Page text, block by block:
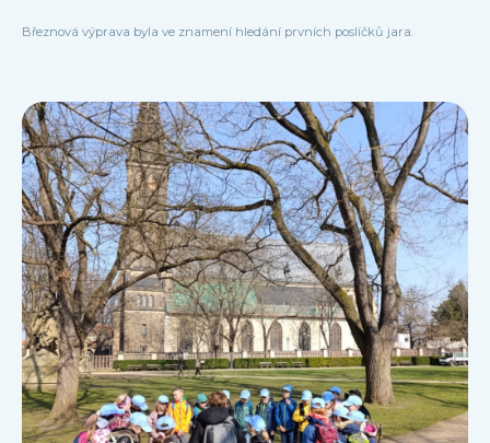
Březnová výprava byla ve znamení hledání prvních poslíčků jara.